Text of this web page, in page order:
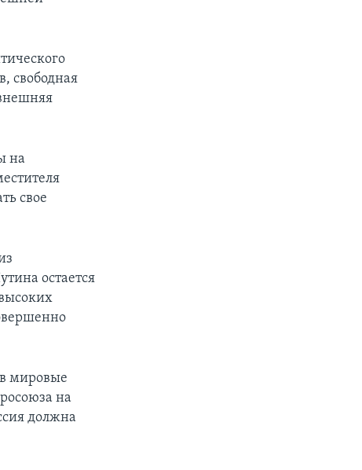
свободная
на
свое
остается
мировые
на
должна